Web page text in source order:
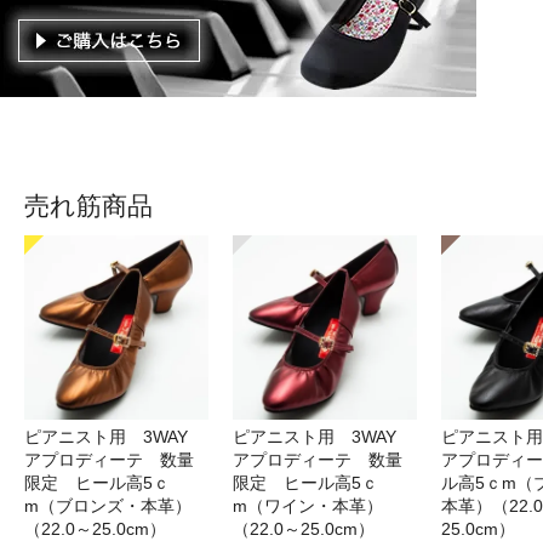
売れ筋商品
ピアニスト用 3WAY
アプロディーテ 数量
限定 ヒール高5ｃ
m（ブロンズ・本革）
（22.0～25.0cm）
ピアニスト用 3WAY
アプロディーテ 数量
限定 ヒール高5ｃ
m（ワイン・本革）
（22.0～25.0cm）
ピアニスト
アプロディ
ル高5ｃm（
本革）（
25.0cm）